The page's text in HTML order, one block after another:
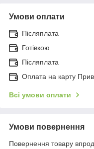
Умови оплати
Післяплата
Готівкою
Післяплата
Оплата на карту
Всі умови оплати
Умови повернення
Повернення товару